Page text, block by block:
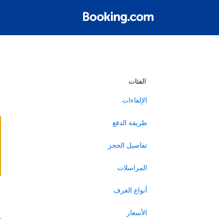
الفئات
الإلغاءات
طريقة الدفع
تفاصيل الحجز
المراسلات
أنواع الغرف
الأسعار